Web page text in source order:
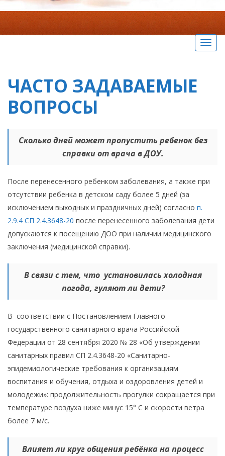
Вкл/
ЧАСТО ЗАДАВАЕМЫЕ
ВОПРОСЫ
Сколько дней может пропустить ребенок без
справки от врача в ДОУ.
После перенесенного ребенком заболевания, а также при
отсутствии ребенка в детском саду более 5 дней (за
исключением выходных и праздничных дней) согласно п.
2.9.4 СП 2.4.3648-20 после перенесенного заболевания дети
допускаются к посещению ДОО при наличии медицинского
заключения (медицинской справки).
В связи с тем, что установилась холодная
погода, гуляют ли дети?
В соответствии с Постановлением Главного
государственного санитарного врача Российской
Федерации от 28 сентября 2020 № 28 «Об утверждении
санитарных правил СП 2.4.3648-20 «Санитарно-
эпидемиологические требования к организациям
воспитания и обучения, отдыха и оздоровления детей и
молодежи»: продолжительность прогулки сокращается при
температуре воздуха ниже минус 15° С и скорости ветра
более 7 м/с.
Влияет ли круг общения ребёнка на процесс